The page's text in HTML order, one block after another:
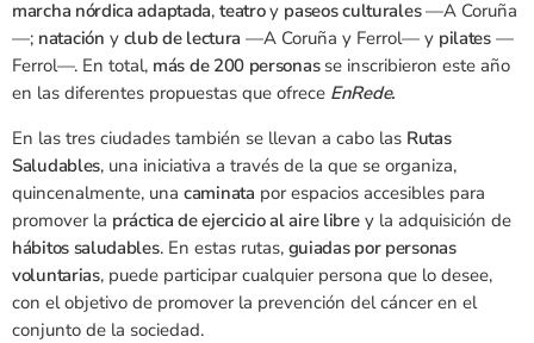
marcha nórdica adaptada,teatroy paseos culturales—A Coruña
—; natación y club de lectura —A Coruña y Ferrol— y pilates—
Ferrol—. En total, más de 200 personasse inscribieron este año
en las diferentes propuestas que ofrece EnRede.
En las tres ciudades también se llevan a cabo las Rutas
Saludables, una iniciativa a través de la que se organiza,
quincenalmente, una caminata por espacios accesibles para
promover la práctica de ejercicio al aire librey la adquisición de
hábitos saludables. En estas rutas, guiadas por personas
voluntarias, puede participar cualquier persona que lo desee,
con el objetivo de promover la prevención del cáncer en el
conjunto de la sociedad.